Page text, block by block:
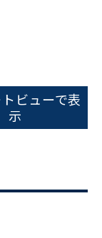
ビューで表
示